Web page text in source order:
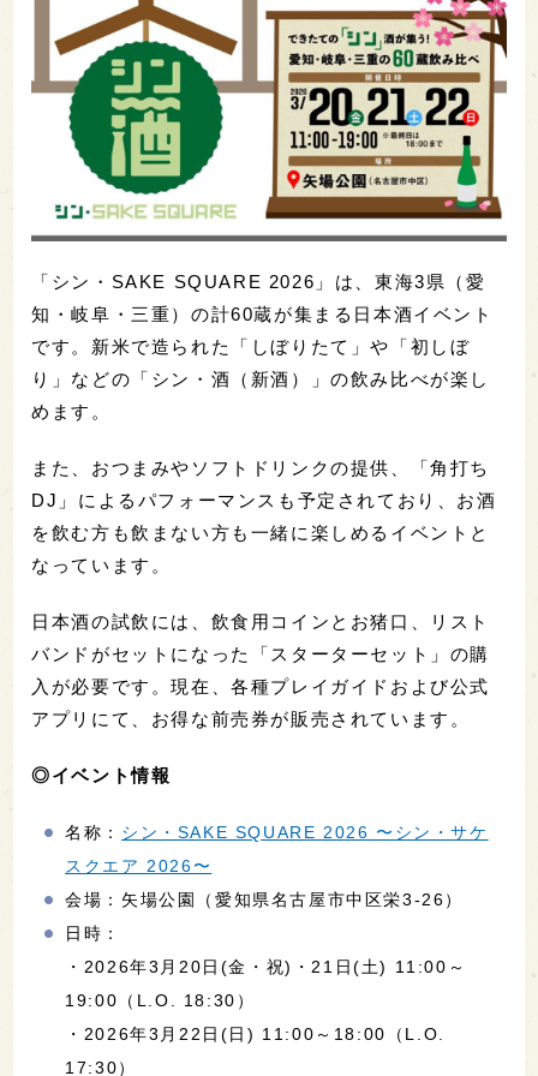
「シン・SAKE SQUARE 2026」は、東海3県（愛
知・岐阜・三重）の計60蔵が集まる日本酒イベント
です。新米で造られた「しぼりたて」や「初しぼ
り」などの「シン・酒（新酒）」の飲み比べが楽し
めます。
また、おつまみやソフトドリンクの提供、「角打ち
DJ」によるパフォーマンスも予定されており、お酒
を飲む方も飲まない方も一緒に楽しめるイベントと
なっています。
日本酒の試飲には、飲食用コインとお猪口、リスト
バンドがセットになった「スターターセット」の購
入が必要です。現在、各種プレイガイドおよび公式
アプリにて、お得な前売券が販売されています。
◎イベント情報
名称： シン・SAKE SQUARE 2026 〜シン・サケ
スクエア 2026〜
会場：矢場公園（愛知県名古屋市中区栄3-26）
日時：
・2026年3月20日(金・祝)・21日(土) 11:00～
19:00（L.O. 18:30）
・2026年3月22日(日) 11:00～18:00（L.O.
17:30）